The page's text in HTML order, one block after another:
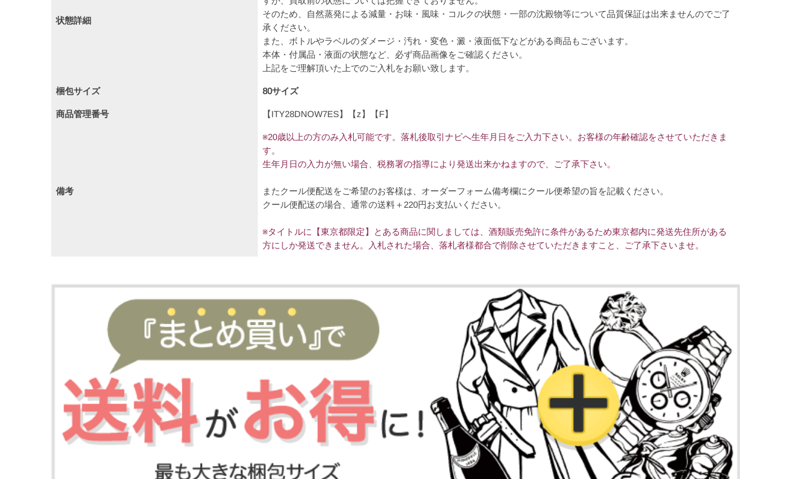
状態詳細
そのため、自然蒸発による減量・お味・風味・コルクの状態・一部の沈殿物等について品質保証は出来ませんのでご了
承ください。
また、ボトルやラベルのダメージ・汚れ・変色・澱・液面低下などがある商品もございます。
本体・付属品・液面の状態など、必ず商品画像をご確認ください。
上記をご理解頂いた上でのご入札をお願い致します。
梱包サイズ 80サイズ
商品管理番号 【ITY28DNOW7ES】【z】【F】
備考
※20歳以上の方のみ入札可能です。落札後取引ナビへ生年月日をご入力下さい。お客様の年齢確認をさせていただきま
す。
生年月日の入力が無い場合、税務署の指導により発送出来かねますので、ご了承下さい。
またクール便配送をご希望のお客様は、オーダーフォーム備考欄にクール便希望の旨を記載ください。
クール便配送の場合、通常の送料＋220円お支払いください。
※タイトルに【東京都限定】とある商品に関しましては、酒類販売免許に条件があるため東京都内に発送先住所がある
方にしか発送できません。入札された場合、落札者様都合で削除させていただきますこと、ご了承下さいませ。